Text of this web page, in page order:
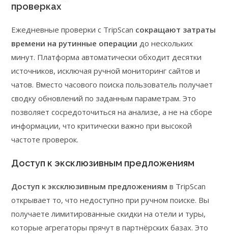
проверках
Ежедневные проверки с TripScan сокращают затраты
времени на рутинные операции до нескольких
минут. Платформа автоматически обходит десятки
источников, исключая ручной мониторинг сайтов и
чатов. Вместо часового поиска пользователь получает
сводку обновлений по заданным параметрам. Это
позволяет сосредоточиться на анализе, а не на сборе
информации, что критически важно при высокой
частоте проверок.
Доступ к эксклюзивным предложениям
Доступ к эксклюзивным предложениям в TripScan
открывает то, что недоступно при ручном поиске. Вы
получаете лимитированные скидки на отели и туры,
которые агрегаторы прячут в партнёрских базах. Это